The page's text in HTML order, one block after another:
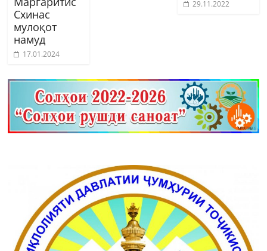
Схинас
мулоқот
намуд
17.01.2024
29.11.2022